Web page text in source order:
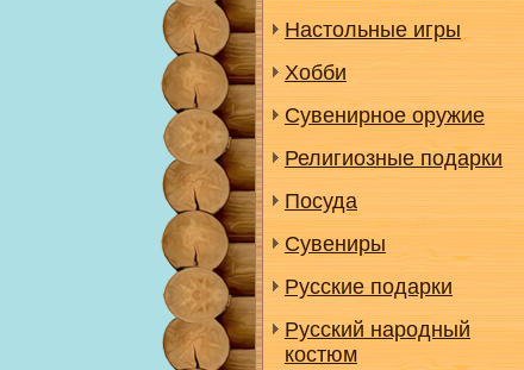
Настольные игры
Хобби
Сувенирное оружие
Религиозные подарки
Посуда
Сувениры
Русские подарки
Русский народный
костюм